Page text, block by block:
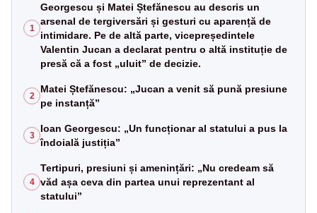
1
Georgescu și Matei Ștefănescu au descris un
arsenal de tergiversări și gesturi cu aparență de
intimidare. Pe de altă parte, vicepreședintele
Valentin Jucan a declarat pentru o altă instituție de
presă că a fost „uluit” de decizie.
2
Matei Ștefănescu: „Jucan a venit să pună presiune
pe instanță”
3
Ioan Georgescu: „Un funcționar al statului a pus la
îndoială justiția”
4
Tertipuri, presiuni și amenințări: „Nu credeam să
văd așa ceva din partea unui reprezentant al
statului”